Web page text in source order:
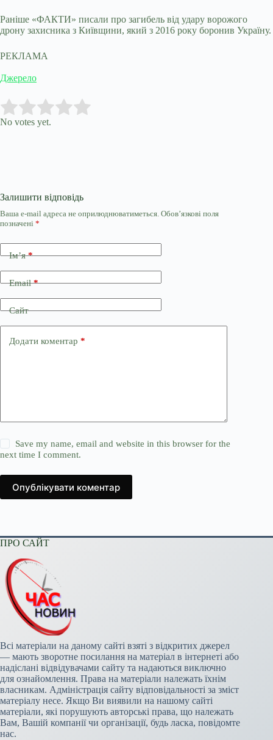
Раніше «ФАКТИ» писали про загибель від удару ворожого
дрону захисника з Київщини, який з 2016 року боронив Україну.
РЕКЛАМА
Джерело
Rate this item:
No votes yet.
Залишити відповідь
Ваша e-mail адреса не оприлюднюватиметься. Обов’язкові поля
позначені *
Ім’я*
Email*
Сайт
Додати коментар *
Save my name, email and website in this browser for the
next time I comment.
Опублікувати коментар
ПРО САЙТ
Всі матеріали на даному сайті взяті з відкритих джерел
— мають зворотне посилання на матеріал в інтернеті або
надіслані відвідувачами сайту та надаються виключно
для ознайомлення. Права на матеріали належать їхнім
власникам. Адміністрація сайту відповідальності за зміст
матеріалу несе. Якщо Ви виявили на нашому сайті
матеріали, які порушують авторські права, що належать
Вам, Вашій компанії чи організації, будь ласка, повідомте
нас.